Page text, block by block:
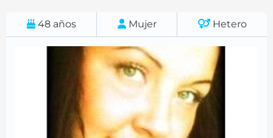
48 años Mujer Hetero